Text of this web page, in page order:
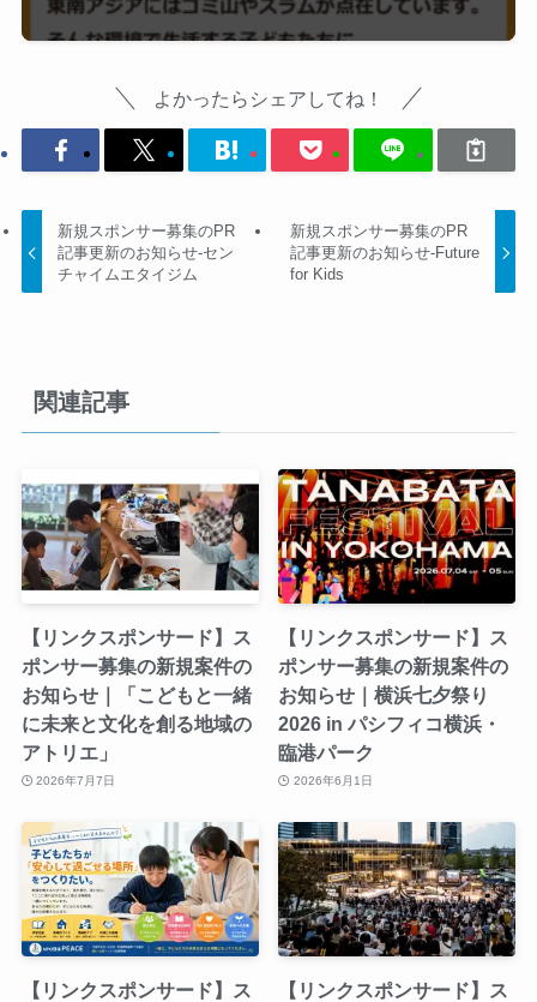
よかったらシェアしてね！
新規スポンサー募集のPR
記事更新のお知らせ-セン
チャイムエタイジム
新規スポンサー募集のPR
記事更新のお知らせ-Future
for Kids
関連記事
【リンクスポンサード】ス
ポンサー募集の新規案件の
お知らせ｜「こどもと一緒
に未来と文化を創る地域の
アトリエ」
2026年7月7日
【リンクスポンサード】ス
ポンサー募集の新規案件の
お知らせ｜横浜七夕祭り
2026 in パシフィコ横浜・
臨港パーク
2026年6月1日
【リンクスポンサード】ス
【リンクスポンサード】ス